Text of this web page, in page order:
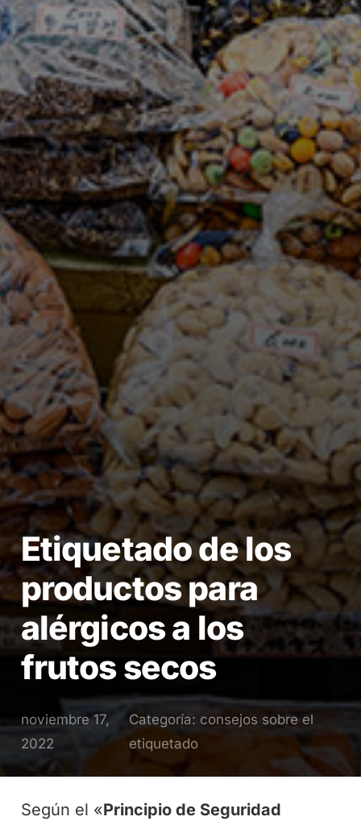
Etiquetado de los
productos para
alérgicos a los
frutos secos
noviembre 17,
2022
Categoría: consejos sobre el
etiquetado
Según el «Principio de Seguridad